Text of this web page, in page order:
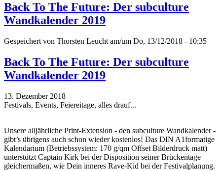
Back To The Future: Der subculture
Wandkalender 2019
Gespeichert von Thorsten Leucht am/um Do, 13/12/2018 - 10:35
Back To The Future: Der subculture
Wandkalender 2019
13. Dezember 2018
Festivals, Events, Feiereitage, alles drauf...
Unsere alljährliche Print-Extension - den subculture Wandkalender -
gibt’s übrigens auch schon wieder kostenlos! Das DIN A1formatige
Kalendarium (Betriebssystem: 170 g/qm Offset Bilderdruck matt)
unterstützt Captain Kirk bei der Disposition seiner Brückentage
gleichermaßen, wie Dein inneres Rave-Kid bei der Festivalplanung.